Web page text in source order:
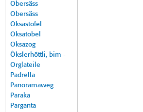
Obersäss
Obersäss
Oksastofel
Oksatobel
Oksazog
Ökslerhöttli, bim -
Orglateile
Padrella
Panoramaweg
Paraka
Parganta